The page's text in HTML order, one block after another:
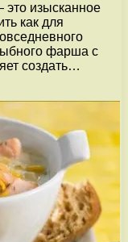
изысканное
как для
фарша с
создать…